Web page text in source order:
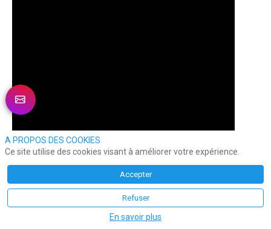
Pour ce nouveau JT d’Agora News Expérience
A PROPOS DES COOKIES
Ce site utilise des cookies visant à améliorer votre expérience.
Accepter
Refuser
En savoir plus